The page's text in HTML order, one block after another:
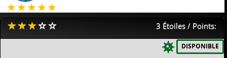
3 Étoiles / Points:
DISPONIBLE